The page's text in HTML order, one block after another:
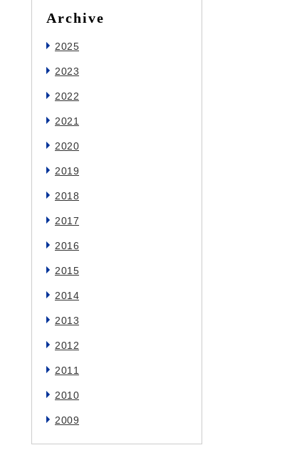
Archive
2025
2023
2022
2021
2020
2019
2018
2017
2016
2015
2014
2013
2012
2011
2010
2009